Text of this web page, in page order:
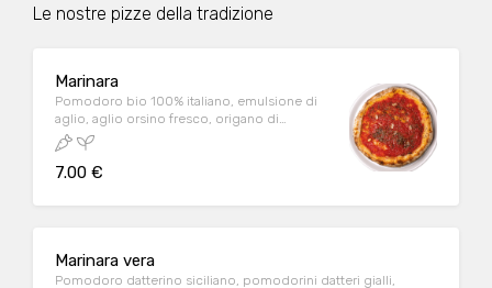
Le nostre pizze della tradizione
Marinara
Pomodoro bio 100% italiano, emulsione di
aglio, aglio orsino fresco, origano di
Pantelleria
7.00 €
Marinara vera
Pomodoro datterino siciliano, pomodorini datteri gialli,